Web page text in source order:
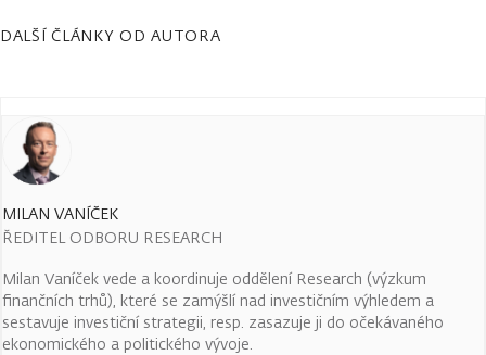
DALŠÍ ČLÁNKY OD AUTORA
MILAN VANÍČEK
ŘEDITEL ODBORU RESEARCH
Milan Vaníček vede a koordinuje oddělení Research (výzkum
finančních trhů), které se zamýšlí nad investičním výhledem a
sestavuje investiční strategii, resp. zasazuje ji do očekávaného
ekonomického a politického vývoje.